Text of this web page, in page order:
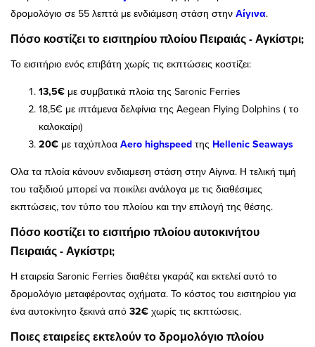
δρομολόγιο σε 55 λεπτά με ενδιάμεση στάση στην Αίγινα.
Πόσο κοστίζει το εισιτηρίου πλοίου Πειραιάς - Αγκίστρι;
Το εισιτήριο ενός επιβάτη χωρίς τις εκπτώσεις κοστίζει:
13,5€ με συμβατικά πλοία της Saronic Ferries
18,5€ με ιπτάμενα δελφίνια της Aegean Flying Dolphins ( το
καλοκαίρι)
20€ με ταχύπλοα Aero highspeed της Hellenic Seaways
Ολα τα πλοία κάνουν ενδιαμεση στάση στην Αίγινα. Η τελική τιμή
του ταξιδιού μπορεί να ποικίλει ανάλογα με τις διαθέσιμες
εκπτώσεις, τον τύπο του πλοίου και την επιλογή της θέσης.
Πόσο κοστίζει το εισιτήριο πλοίου αυτοκινήτου
Πειραιάς - Αγκίστρι;
Η εταιρεία Saronic Ferries διαθέτει γκαράζ και εκτελεί αυτό το
δρομολόγιο μεταφέροντας οχήματα. Το κόστος του εισιτηρίου για
ένα αυτοκίνητο ξεκινά από 32€ χωρίς τις εκπτώσεις.
Ποιες εταιρείες εκτελούν το δρομολόγιο πλοίου